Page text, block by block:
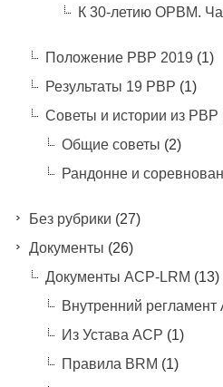
К 30-летию ОРВМ.
Положение РВР 2019 (1)
Результаты 19 РВР (1)
Советы и истории из РВР
Общие советы (2)
Рандонне и
Без рубрики (27)
Документы (26)
Документы ACP-LRM (13)
Внутренний
Из Устава АСР (1)
Правила BRM (1)